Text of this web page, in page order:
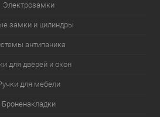
Электрозамки
замки и цилиндры
антипаника
для дверей и окон
для мебели
Броненакладки